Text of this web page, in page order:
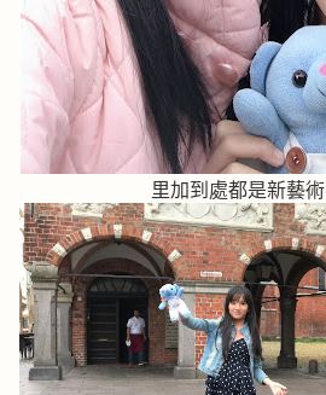
里加到處都是新藝術